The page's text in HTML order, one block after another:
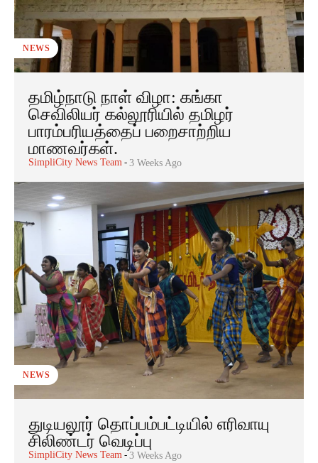
NEWS
தமிழ்நாடு நாள் விழா: கங்கா
செவிலியர் கல்லூரியில் தமிழர்
பாரம்பரியத்தைப் பறைசாற்றிய
மாணவர்கள்.
SimpliCity News Team - 3 Weeks Ago
NEWS
துடியலூர் தொப்பம்பட்டியில் எரிவாயு
சிலிண்டர் வெடிப்பு
SimpliCity News Team - 3 Weeks Ago